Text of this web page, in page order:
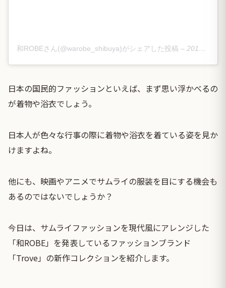
和ROBEさん(@warobe_shibuya)がシェアした投稿 – 2019年 3月月14日午後11時17分PDT
日本の国民的ファッションといえば、まず思い浮かべるの
が着物や浴衣でしょう。
日本人が色々な行事の際に着物や浴衣を着ている姿を見か
けますよね。
他にも、映画やアニメでサムライの服装を目にする機会も
あるのではないでしょうか？
今日は、サムライファッションを現代風にアレンジした
「和ROBE」を発表しているファッションブランド
「Trove」の新作コレクションを紹介します。